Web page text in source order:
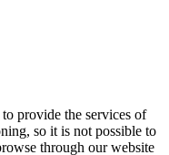
provide the services of
so it is not possible to
through our website